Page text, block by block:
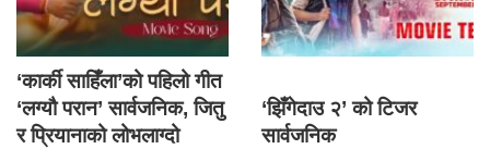
‘कार्की साहिँला’को पहिलो गीत
‘लग्यौ परान’ सार्वजनिक, जितु
र प्रियानाको लोभलाग्दो
‘झिँगेदाउ २’ को टिजर
सार्वजनिक